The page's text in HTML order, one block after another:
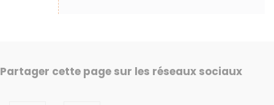
Partager cette page sur les réseaux sociaux